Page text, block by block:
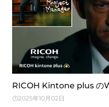
RICOH Kintone plus の
2025年10月02日